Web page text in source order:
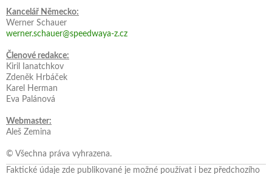
Kancelář Německo:
Werner Schauer
werner.schauer@speedwaya-z.cz
Členové redakce:
Kiril Ianatchkov
Zdeněk Hrbáček
Karel Herman
Eva Palánová
Webmaster:
Aleš Zemina
© Všechna práva vyhrazena.
Faktické údaje zde publikované je možné používat i bez předchozího